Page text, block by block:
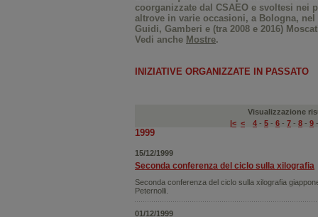
coorganizzate dal CSAEO e svoltesi nei
altrove in varie occasioni, a Bologna,
Guidi, Gamberi e (tra 2008 e 2016)
Vedi anche Mostre.
INIZIATIVE ORGANIZZATE IN PASSATO
Visualizzazione
|< < 4 - 5 - 6 - 7 - 8 - 9
1999
15/12/1999
Seconda conferenza del ciclo sulla xilografia
Seconda conferenza del ciclo sulla xilografia
Peternolli.
01/12/1999